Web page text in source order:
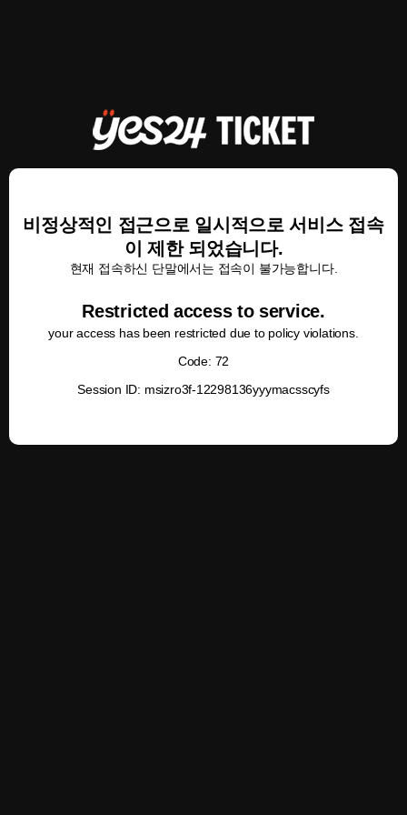
비정상적인 접근으로 일시적으로 서비스 접속
이 제한 되었습니다.
현재 접속하신 단말에서는 접속이 불가능합니다.
Restricted access to service.
your access has been restricted due to policy violations.
Code: 72
Session ID: msizro3f-12298136yyymacsscyfs